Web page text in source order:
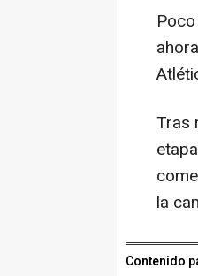
Tras
la
Contenido